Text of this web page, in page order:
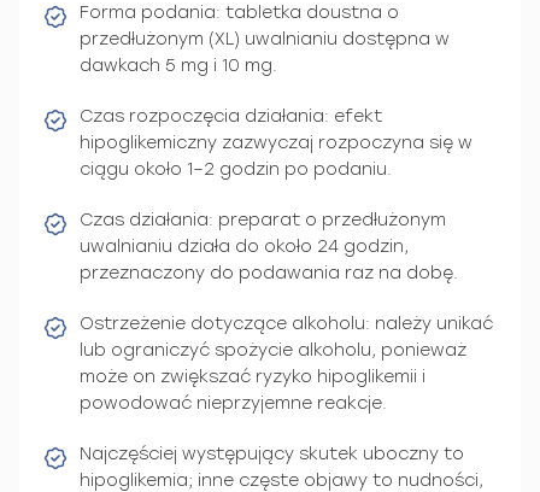
Forma podania: tabletka doustna o
przedłużonym (XL) uwalnianiu dostępna w
dawkach 5 mg i 10 mg.
Czas rozpoczęcia działania: efekt
hipoglikemiczny zazwyczaj rozpoczyna się w
ciągu około 1–2 godzin po podaniu.
Czas działania: preparat o przedłużonym
uwalnianiu działa do około 24 godzin,
przeznaczony do podawania raz na dobę.
Ostrzeżenie dotyczące alkoholu: należy unikać
lub ograniczyć spożycie alkoholu, ponieważ
może on zwiększać ryzyko hipoglikemii i
powodować nieprzyjemne reakcje.
Najczęściej występujący skutek uboczny to
hipoglikemia; inne częste objawy to nudności,